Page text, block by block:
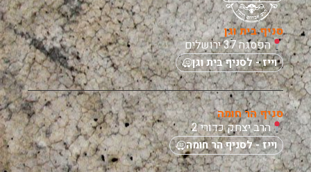
סניף בית וגן
הפסגה 37 ירושלים
וייז - לסניף בית וגן
סניף הר חומה
הרב יצחק כדורי 2
וייז - לסניף הר חומה